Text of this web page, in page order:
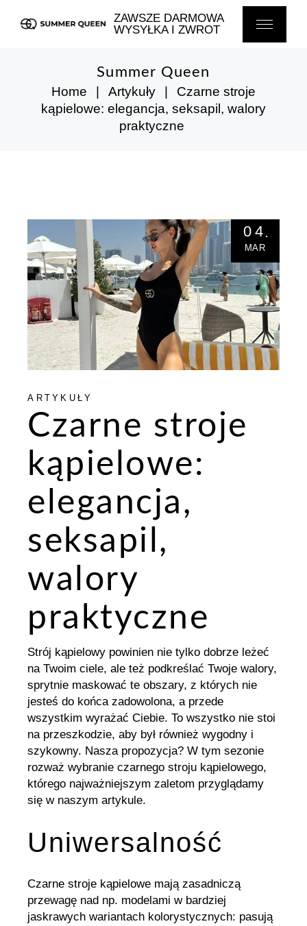
ZAWSZE DARMOWA
WYSYŁKA I ZWROT
Summer Queen
Home Artykuły
Czarne stroje
kąpielowe: elegancja, seksapil, walory
praktyczne
04
MAR
ARTYKUŁY
Czarne stroje
kąpielowe:
elegancja,
seksapil,
walory
praktyczne
Strój kąpielowy powinien nie tylko dobrze leżeć
na Twoim ciele, ale też podkreślać Twoje walory,
sprytnie maskować te obszary, z których nie
jesteś do końca zadowolona, a przede
wszystkim wyrażać Ciebie. To wszystko nie stoi
na przeszkodzie, aby był również wygodny i
szykowny. Nasza propozycja? W tym sezonie
rozważ wybranie czarnego stroju kąpielowego,
którego najważniejszym zaletom przyglądamy
się w naszym artykule.
Uniwersalność
Czarne stroje kąpielowe mają zasadniczą
przewagę nad np. modelami w bardziej
jaskrawych wariantach kolorystycznych: pasują